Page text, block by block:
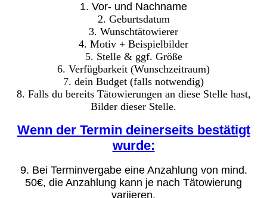
1. Vor- und Nachname
2. Geburtsdatum
3. Wunschtätowierer
4. Motiv + Beispielbilder
5. Stelle & ggf. Größe
6. Verfügbarkeit (Wunschzeitraum)
7. dein Budget (falls notwendig)
8. Falls du bereits Tätowierungen an diese Stelle hast,
Bilder dieser Stelle.
Wenn der Termin deinerseits bestätigt
wurde:
9. Bei Terminvergabe eine Anzahlung von mind.
50€, die Anzahlung kann je nach Tätowierung
variieren.